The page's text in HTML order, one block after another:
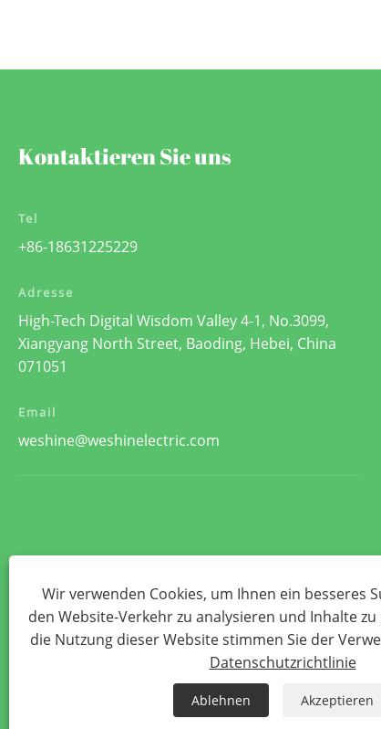
Kontaktieren Sie uns
Tel
+86-18631225229
Adresse
High-Tech Digital Wisdom Valley 4-1, No.3099,
Xiangyang North Street, Baoding, Hebei, China
071051
Email
weshine@weshinelectric.com
Wir verwenden Cookies, um Ihnen ein besseres
den Website-Verkehr zu analysieren und Inhalte
die Nutzung dieser Website stimmen Sie der
Datenschutzrichtlinie
Ablehnen Akzeptieren